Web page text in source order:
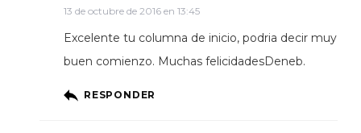
13 de octubre de 2016 en 13:45
Excelente tu columna de inicio, podria decir muy
buen comienzo. Muchas felicidadesDeneb.
RESPONDER